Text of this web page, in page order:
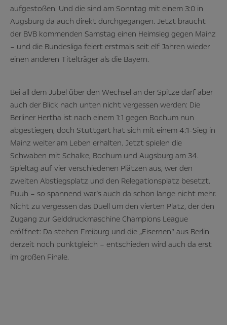
aufgestoßen. Und die sind am Sonntag mit einem 3:0 in
Augsburg da auch direkt durchgegangen. Jetzt braucht
der BVB kommenden Samstag einen Heimsieg gegen Mainz
– und die Bundesliga feiert erstmals seit elf Jahren wieder
einen anderen Titelträger als die Bayern.
Bei all dem Jubel über den Wechsel an der Spitze darf aber
auch der Blick nach unten nicht vergessen werden: Die
Berliner Hertha ist nach einem 1:1 gegen Bochum nun
abgestiegen, doch Stuttgart hat sich mit einem 4:1-Sieg in
Mainz weiter am Leben erhalten. Jetzt spielen die
Schwaben mit Schalke, Bochum und Augsburg am 34.
Spieltag auf vier verschiedenen Plätzen aus, wer den
zweiten Abstiegsplatz und den Relegationsplatz besetzt.
Puuh – so spannend war’s auch da schon lange nicht mehr.
Nicht zu vergessen das Duell um den vierten Platz, der den
Zugang zur Gelddruckmaschine Champions League
eröffnet: Da stehen Freiburg und die „Eisernen“ aus Berlin
derzeit noch punktgleich – entschieden wird auch da erst
im großen Finale.